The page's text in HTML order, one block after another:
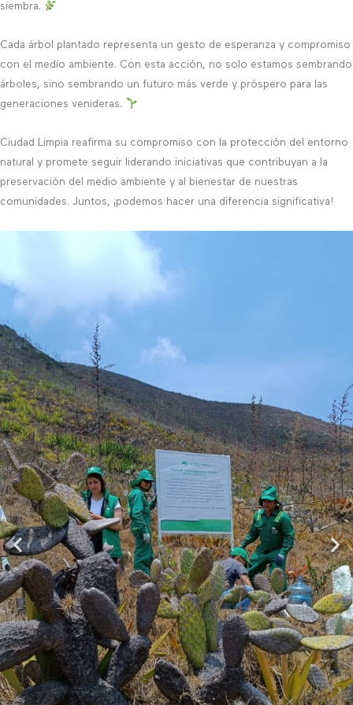
siembra.
Cada árbol plantado representa un gesto de esperanza y compromiso
con el medio ambiente. Con esta acción, no solo estamos sembrando
árboles, sino sembrando un futuro más verde y próspero para las
generaciones venideras.
Ciudad Limpia reafirma su compromiso con la protección del entorno
natural y promete seguir liderando iniciativas que contribuyan a la
preservación del medio ambiente y al bienestar de nuestras
comunidades. Juntos, ¡podemos hacer una diferencia significativa!